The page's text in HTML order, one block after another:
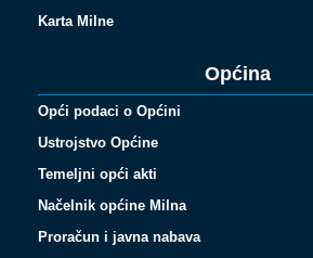
Karta Milne
Općina
Opći podaci o Općini
Ustrojstvo Općine
Temeljni opći akti
Načelnik općine Milna
Proračun i javna nabava